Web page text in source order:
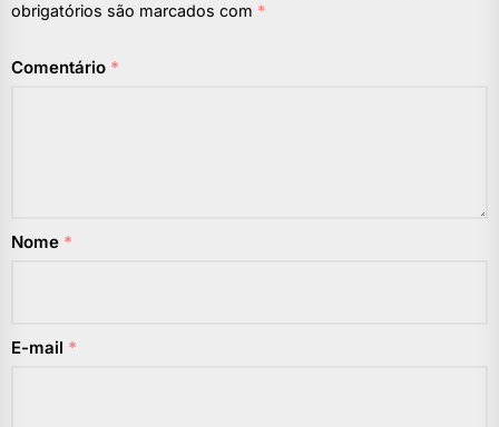
obrigatórios são marcados com *
Comentário *
Nome *
E-mail *